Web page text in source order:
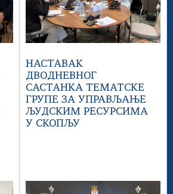
НАСТАВАК
ДВОДНЕВНОГ
САСТАНКА ТЕМАТСКЕ
ГРУПЕ ЗА УПРАВЉАЊЕ
ЉУДСКИМ РЕСУРСИМА
У СКОПЉУ